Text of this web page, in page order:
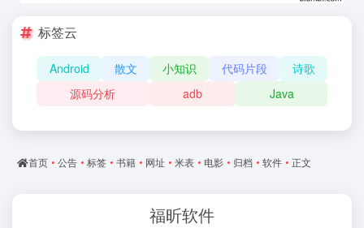
标签云
Android 散文 小知识 代码片段
诗歌
源码分析
adb Java
首页 • 公告 • 标签 • 书籍 • 网址 • 米表 • 电影 • 归档 • 软件 • 正文
福昕软件